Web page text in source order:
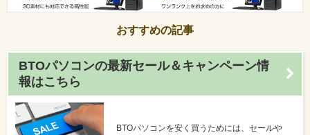
おすすめの記事
BTOパソコンの最新セール＆キャンペーン情
報はこちら
BTOパソコンを安く買うためには、セールや